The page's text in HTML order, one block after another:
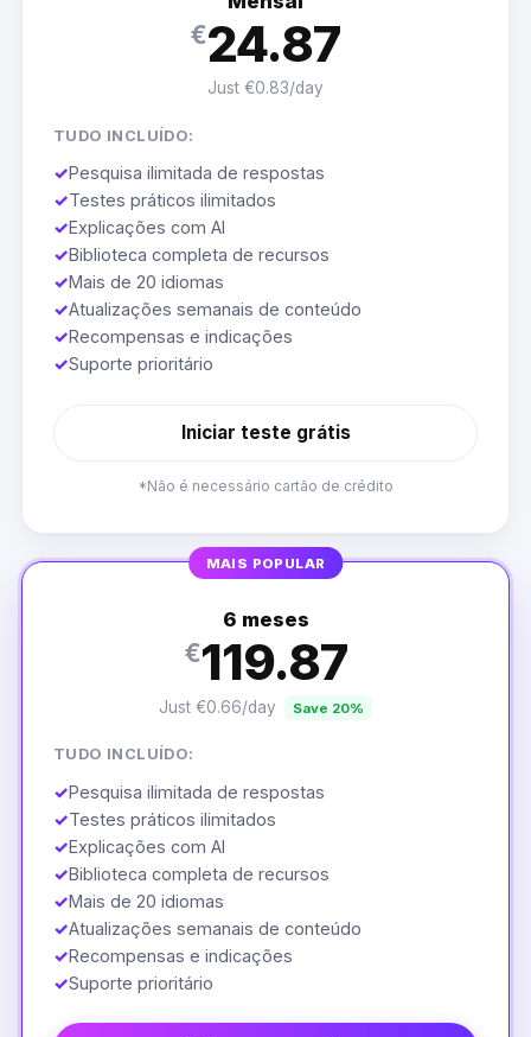
€24.87
Just €0.83/day
TUDO INCLUÍDO:
✓Pesquisa ilimitada de respostas
✓Testes práticos ilimitados
✓Explicações com AI
✓Biblioteca completa de recursos
✓Mais de 20 idiomas
✓Atualizações semanais de conteúdo
✓Recompensas e indicações
✓Suporte prioritário
Iniciar teste grátis
*Não é necessário cartão de crédito
MAIS POPULAR
6 meses
€119.87
Just €0.66/day Save 20%
TUDO INCLUÍDO:
✓Pesquisa ilimitada de respostas
✓Testes práticos ilimitados
✓Explicações com AI
✓Biblioteca completa de recursos
✓Mais de 20 idiomas
✓Atualizações semanais de conteúdo
✓Recompensas e indicações
✓Suporte prioritário